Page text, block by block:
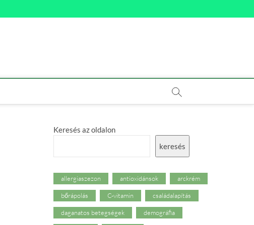
Keresés az oldalon
keresés
allergiaszezon antioxidánsok arckrém
bőrápolás C-vitamin családalapítás
daganatos betegségek demográfia